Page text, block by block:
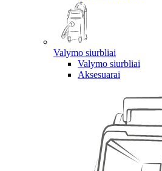
Valymo siurbliai
Valymo siurbliai
Aksesuarai